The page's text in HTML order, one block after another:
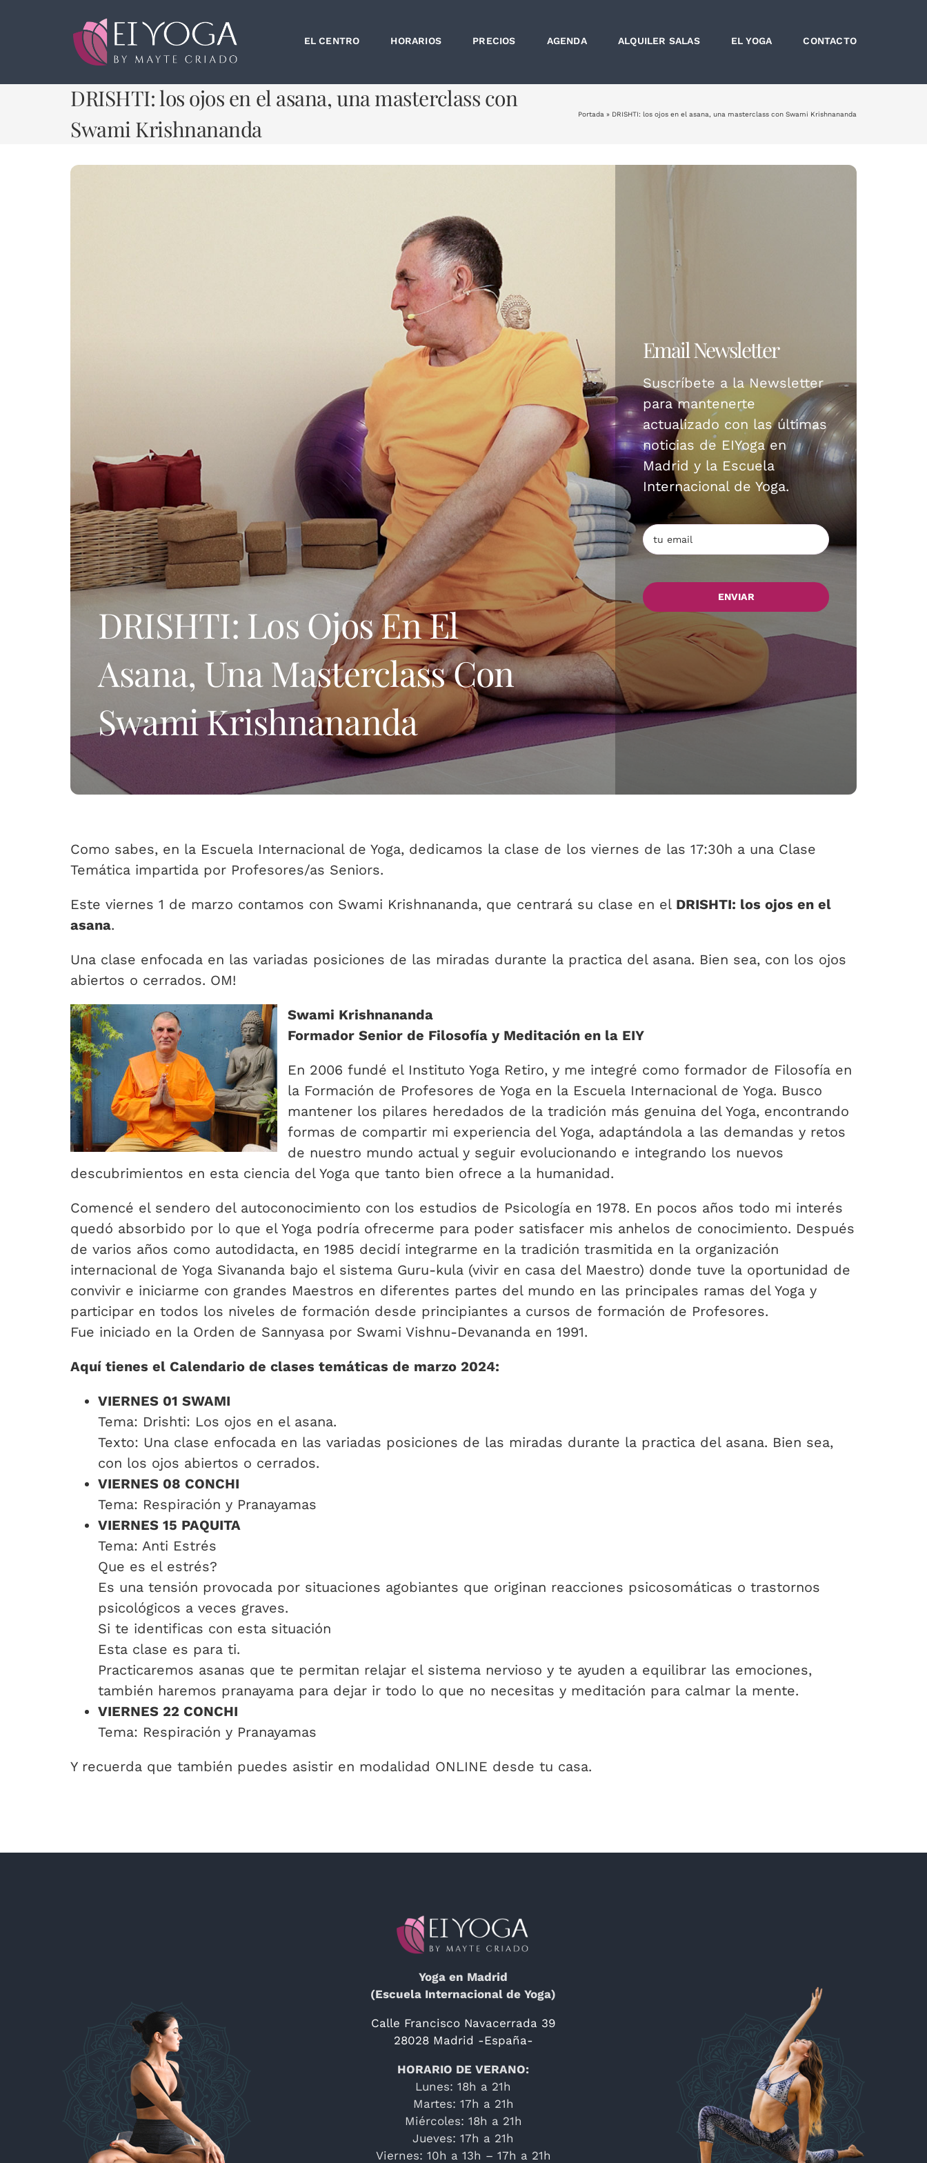
EL CENTRO HORARIOS PRECIOS AGENDA ALQUILER SALAS EL YOGA CONTACTO
DRISHTI: los ojos en el asana, una masterclass con
Swami Krishnananda
Portada » DRISHTI: los ojos en el asana, una masterclass con Swami Krishnananda
DRISHTI: Los Ojos En El
Asana, Una Masterclass Con
Swami Krishnananda
Email Newsletter
Suscríbete a la Newsletter
para mantenerte
actualizado con las últimas
noticias de EIYoga en
Madrid y la Escuela
Internacional de Yoga.
ENVIAR
Como sabes, en la Escuela Internacional de Yoga, dedicamos la clase de los viernes de las 17:30h a una Clase
Temática impartida por Profesores/as Seniors.
Este viernes 1 de marzo contamos con Swami Krishnananda, que centrará su clase en el DRISHTI: los ojos en el
asana.
Una clase enfocada en las variadas posiciones de las miradas durante la practica del asana. Bien sea, con los ojos
abiertos o cerrados. OM!
Swami Krishnananda
Formador Senior de Filosofía y Meditación en la EIY
En 2006 fundé el Instituto Yoga Retiro, y me integré como formador de Filosofía en
la Formación de Profesores de Yoga en la Escuela Internacional de Yoga. Busco
mantener los pilares heredados de la tradición más genuina del Yoga, encontrando
formas de compartir mi experiencia del Yoga, adaptándola a las demandas y retos
de nuestro mundo actual y seguir evolucionando e integrando los nuevos
descubrimientos en esta ciencia del Yoga que tanto bien ofrece a la humanidad.
Comencé el sendero del autoconocimiento con los estudios de Psicología en 1978. En pocos años todo mi interés
quedó absorbido por lo que el Yoga podría ofrecerme para poder satisfacer mis anhelos de conocimiento. Después
de varios años como autodidacta, en 1985 decidí integrarme en la tradición trasmitida en la organización
internacional de Yoga Sivananda bajo el sistema Guru-kula (vivir en casa del Maestro) donde tuve la oportunidad de
convivir e iniciarme con grandes Maestros en diferentes partes del mundo en las principales ramas del Yoga y
participar en todos los niveles de formación desde principiantes a cursos de formación de Profesores.
Fue iniciado en la Orden de Sannyasa por Swami Vishnu-Devananda en 1991.
Aquí tienes el Calendario de clases temáticas de marzo 2024:
VIERNES 01 SWAMI
Tema: Drishti: Los ojos en el asana.
Texto: Una clase enfocada en las variadas posiciones de las miradas durante la practica del asana. Bien sea,
con los ojos abiertos o cerrados.
VIERNES 08 CONCHI
Tema: Respiración y Pranayamas
VIERNES 15 PAQUITA
Tema: Anti Estrés
Que es el estrés?
Es una tensión provocada por situaciones agobiantes que originan reacciones psicosomáticas o trastornos
psicológicos a veces graves.
Si te identificas con esta situación
Esta clase es para ti.
Practicaremos asanas que te permitan relajar el sistema nervioso y te ayuden a equilibrar las emociones,
también haremos pranayama para dejar ir todo lo que no necesitas y meditación para calmar la mente.
VIERNES 22 CONCHI
Tema: Respiración y Pranayamas
Y recuerda que también puedes asistir en modalidad ONLINE desde tu casa.
Yoga en Madrid
(Escuela Internacional de Yoga)
Calle Francisco Navacerrada 39
28028 Madrid -España-
HORARIO DE VERANO:
Lunes: 18h a 21h
Martes: 17h a 21h
Miércoles: 18h a 21h
Jueves: 17h a 21h
Viernes: 10h a 13h – 17h a 21h